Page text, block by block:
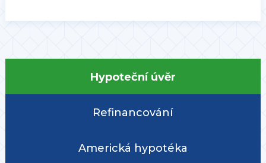
Hypoteční úvěr
Refinancování
Americká hypotéka